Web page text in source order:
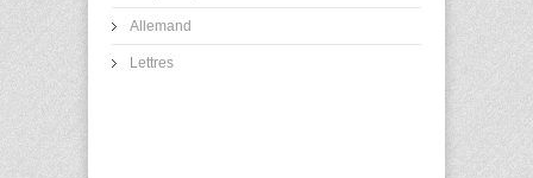
Allemand
Lettres